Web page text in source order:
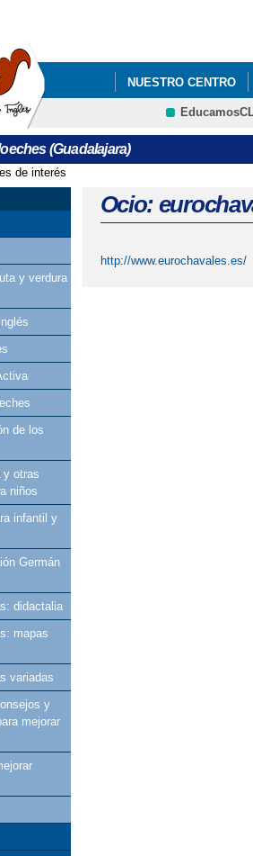
NUESTRO CENTRO
PROCESO DE
(Guadalajara)
aquí
de interés
y verdura
de los
y otras
niños
infantil y
Germán
didactalia
mapas
variadas
y
mejorar
Ocio:
http://www.eurochavales.es/